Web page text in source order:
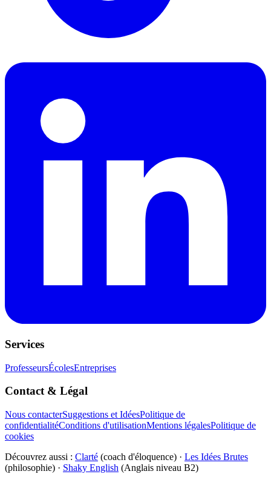
Services
ProfesseursÉcolesEntreprises
Contact & Légal
Nous contacterSuggestions et IdéesPolitique de
confidentialitéConditions d'utilisationMentions légalesPolitique de
cookies
Découvrez aussi : Clarté (coach d'éloquence) · Les Idées Brutes
(philosophie) · Shaky English (Anglais niveau B2)